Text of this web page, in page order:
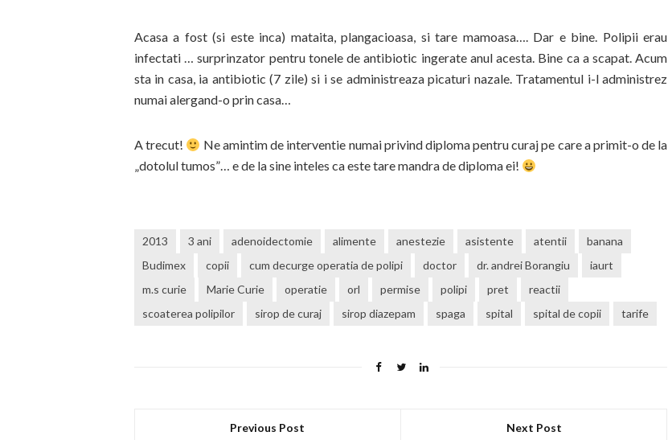
Acasa a fost (si este inca) mataita, plangacioasa, si tare mamoasa…. Dar e bine. Polipii erau
infectati … surprinzator pentru tonele de antibiotic ingerate anul acesta. Bine ca a scapat. Acum
sta in casa, ia antibiotic (7 zile) si i se administreaza picaturi nazale. Tratamentul i-l administrez
numai alergand-o prin casa…
A trecut!
Ne amintim de interventie numai privind diploma pentru curaj pe care a primit-o de la
„dotolul tumos”… e de la sine inteles ca este tare mandra de diploma ei!
2013 3 ani adenoidectomie alimente anestezie asistente atentii
banana
Budimex
copii cum decurge operatia de polipi doctor dr. andrei Borangiu
iaurt
m.s curie
Marie Curie operatie orl permise polipi pret
reactii
scoaterea polipilor
sirop de curaj sirop diazepam spaga spital spital de copii tarife
Previous Post Next Post